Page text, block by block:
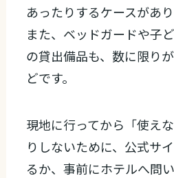
あったりするケースがあり
また、ベッドガードや子
の貸出備品も、数に限り
どです。
現地に行ってから「使え
りしないために、公式サ
るか、事前にホテルへ問